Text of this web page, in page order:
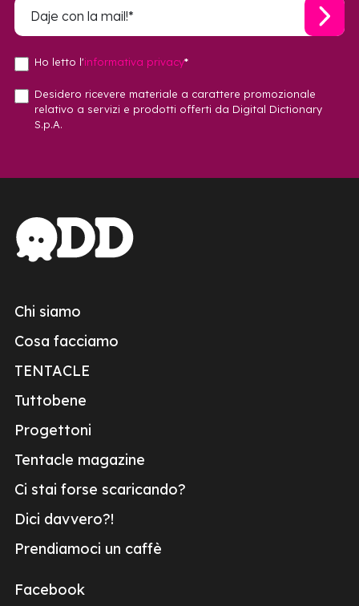
Ho letto l'informativa privacy*
Desidero ricevere materiale a carattere promozionale
relativo a servizi e prodotti offerti da Digital Dictionary
S.p.A.
Chi siamo
Cosa facciamo
TENTACLE
Tuttobene
Progettoni
Tentacle magazine
Ci stai forse scaricando?
Dici davvero?!
Prendiamoci un caffè
Facebook